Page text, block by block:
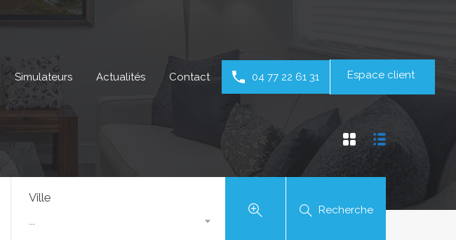
Simulateurs Actualités Contact 04 77 22 61 31 Espace client
Ville
Recherche